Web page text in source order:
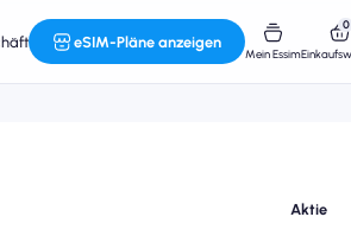
eSIM-Pläne anzeigen
Mein Essim
0
Aktie